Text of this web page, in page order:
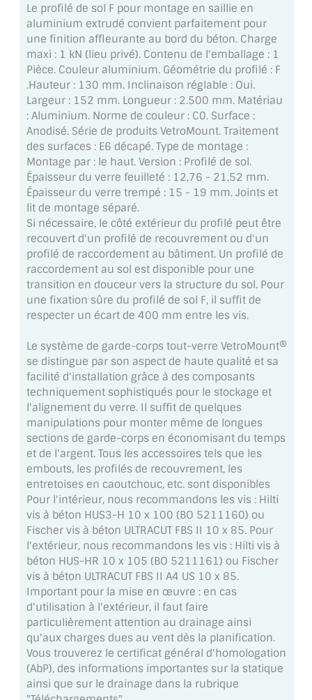
LOTS DE MIROIRS EN MOZAÏQUE
MIROIR POUR PORTE
MIROIR DE SALLE DE BAIN
MIROIR PAROI DE DOUCHE
MIROIR POUR SALLE DE SPORT
MIROIR POUR SALLE DE DANSE
MIROIR ENCADRÉ
MIROIR TV
VERRE SUR MESURE
VERRE EXTRACLAIR
PAROI DE DOUCHE
VERRE FEUILLETÉ
VERRE ANTI-REFLET
VERRE LAQUÉ/CRÉDENCE
VERRE FEUILLETÉ/TREMPÉ
DALLE DE SOL EN VERRE
PORTE EN VERRE
GARDE CORPS EN VERRE
VERRIÈRE TYPE ATELIER
VERRES TEXTURÉS
PLEXIGLAS PMMA
Le profilé de sol F pour montage en saillie en
aluminium extrudé convient parfaitement pour
une finition affleurante au bord du béton. Charge
maxi : 1 kN (lieu privé). Contenu de l'emballage : 1
Pièce. Couleur aluminium. Géométrie du profilé : F
.Hauteur : 130 mm. Inclinaison réglable : Oui.
Largeur : 152 mm. Longueur : 2.500 mm. Matériau
: Aluminium. Norme de couleur : C0. Surface :
Anodisé. Série de produits VetroMount. Traitement
des surfaces : E6 décapé. Type de montage :
Montage par : le haut. Version : Profilé de sol.
Épaisseur du verre feuilleté : 12,76 - 21,52 mm.
Épaisseur du verre trempé : 15 - 19 mm. Joints et
lit de montage séparé.
Si nécessaire, le côté extérieur du profilé peut être
recouvert d'un profilé de recouvrement ou d'un
profilé de raccordement au bâtiment. Un profilé de
raccordement au sol est disponible pour une
transition en douceur vers la structure du sol. Pour
une fixation sûre du profilé de sol F, il suffit de
respecter un écart de 400 mm entre les vis.
Le système de garde-corps tout-verre VetroMount®
se distingue par son aspect de haute qualité et sa
facilité d'installation grâce à des composants
techniquement sophistiqués pour le stockage et
l'alignement du verre. Il suffit de quelques
manipulations pour monter même de longues
sections de garde-corps en économisant du temps
et de l'argent. Tous les accessoires tels que les
embouts, les profilés de recouvrement, les
entretoises en caoutchouc, etc. sont disponibles
Pour l'intérieur, nous recommandons les vis : Hilti
vis à béton HUS3-H 10 x 100 (BO 5211160) ou
Fischer vis à béton ULTRACUT FBS II 10 x 85. Pour
l'extérieur, nous recommandons les vis : Hilti vis à
béton HUS-HR 10 x 105 (BO 5211161) ou Fischer
vis à béton ULTRACUT FBS II A4 US 10 x 85.
Important pour la mise en œuvre : en cas
d'utilisation à l'extérieur, il faut faire
particulièrement attention au drainage ainsi
qu'aux charges dues au vent dès la planification.
Vous trouverez le certificat général d'homologation
(AbP), des informations importantes sur la statique
ainsi que sur le drainage dans la rubrique